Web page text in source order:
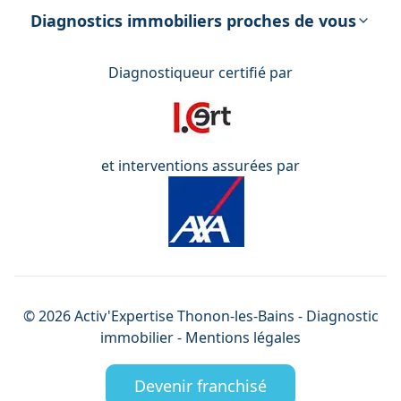
énergétique
Diagnostics immobiliers proches de vous
Diagnostiqueur certifié par
et interventions assurées par
©2026Activ'Expertise Thonon-les-Bains - Diagnostic
immobilier - Mentions légales
Devenir franchisé